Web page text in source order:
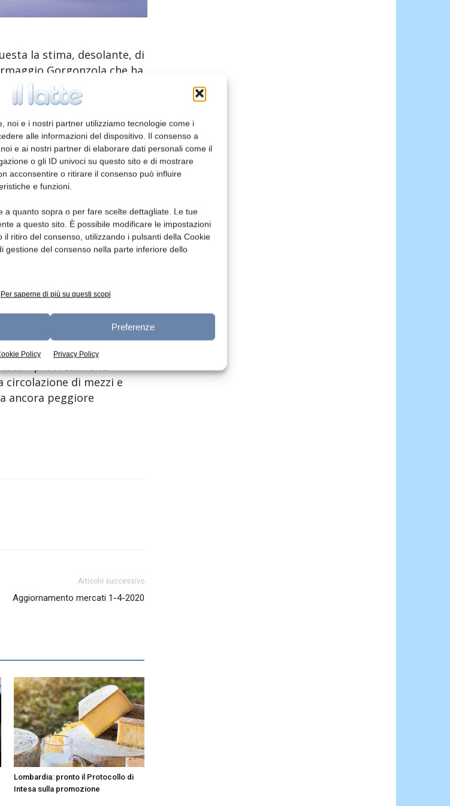
noi e i nostri partner utilizziamo tecnologie come i
alle informazioni del dispositivo. Il consenso a
e ai nostri partner di elaborare dati personali come il
o gli ID univoci su questo sito e di mostrare
acconsentire o ritirare il consenso può influire
e funzioni.
a quanto sopra o per fare scelte dettagliate. Le tue
a questo sito. È possibile modificare le impostazioni
il ritiro del consenso, utilizzando i pulsanti della Cookie
gestione del consenso nella parte inferiore dello
Per saperne di più su questi scopi
Preferenze
Policy Privacy Policy
la stima, desolante, di
Gorgonzola che ha
coi soci. L’ente
vendita molto
delle vendite. E il
riesca ancora a
della produzione.
acquisti si sono orientati
che gli acquisti nei
e dei grossisti.
di acquisto privilegiata è
del banco taglio,
di marzo a causa
Per la logistica destinata
tutti i provvedimenti
di mezzi e
ancora peggiore
Articolo successivo
Aggiornamento mercati 1-4-2020
Lombardia: pronto il Protocollo di
Intesa sulla promozione